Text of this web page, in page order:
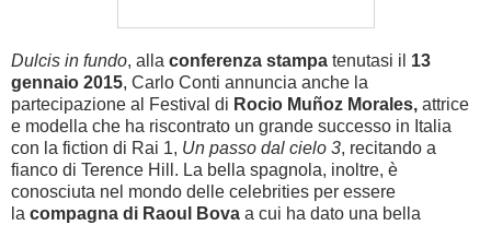
Dulcis in fundo, alla conferenza stampa tenutasi il 13
gennaio 2015, Carlo Conti annuncia anche la
partecipazione al Festival di Rocio Muñoz Morales, attrice
e modella che ha riscontrato un grande successo in Italia
con la fiction di Rai 1, Un passo dal cielo 3, recitando a
fianco di Terence Hill. La bella spagnola, inoltre, è
conosciuta nel mondo delle celebrities per essere
la compagna di Raoul Bova a cui ha dato una bella